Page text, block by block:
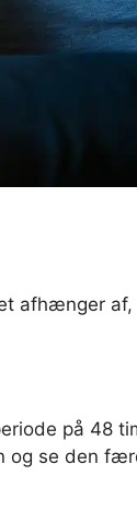
afhænger
på 48
og se den